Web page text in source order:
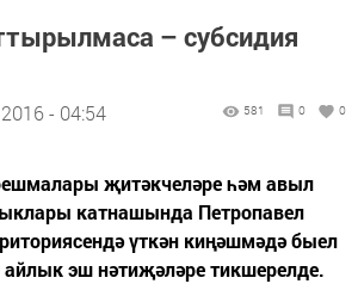
– субсидия
- 04:54 581 0 0
җитәкчеләре һәм авыл
катнашында Петропавел
үткән киңәшмәдә быел
айлык эш нәтиҗәләре тикшерелде.